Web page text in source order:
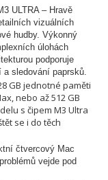
ULTRA – Hravě
vizuálních
hudby. Výkonný
úlohách
podporuje
sledování paprsků.
GB jednotné paměti
nebo až 512 GB
s čipem M3 Ultra
se i do těch
čtvercový Mac
vejde pod